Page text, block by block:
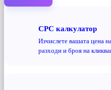
CPC калкулатор
Изчислете вашата цена
разходи и броя на